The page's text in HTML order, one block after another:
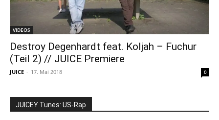
VIDEOS
Destroy Degenhardt feat. Koljah – Fuchur
(Teil 2) // JUICE Premiere
JUICE - 17. Mai 2018 0
JUICEY Tunes: US-Rap